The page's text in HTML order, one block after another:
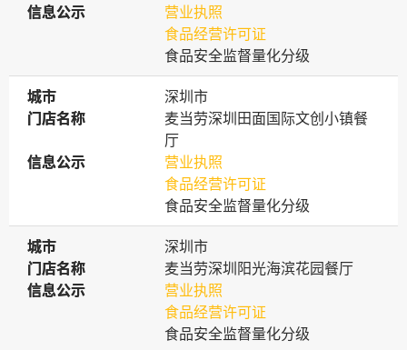
信息公示
信息公示
营业执照
食品经营许可证
食品安全监督量化分级
城市
城市
深圳市
门店名称
门店名称
麦当劳深圳田面国际文创小镇餐
厅
信息公示
信息公示
营业执照
食品经营许可证
食品安全监督量化分级
城市
城市
深圳市
门店名称
门店名称
麦当劳深圳阳光海滨花园餐厅
信息公示
信息公示
营业执照
食品经营许可证
食品安全监督量化分级